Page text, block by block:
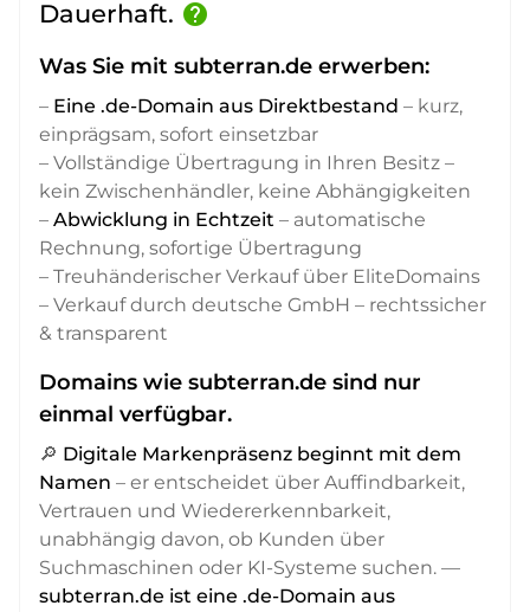
Dauerhaft. help
Was Sie mit subterran.de erwerben:
– Eine .de-Domain aus Direktbestand – kurz,
einprägsam, sofort einsetzbar
– Vollständige Übertragung in Ihren Besitz –
kein Zwischenhändler, keine Abhängigkeiten
– Abwicklung in Echtzeit – automatische
Rechnung, sofortige Übertragung
– Treuhänderischer Verkauf über EliteDomains
– Verkauf durch deutsche GmbH – rechtssicher
& transparent
Domains wie subterran.de sind nur
einmal verfügbar.
🔎 Digitale Markenpräsenz beginnt mit dem
Namen – er entscheidet über Auffindbarkeit,
Vertrauen und Wiedererkennbarkeit,
unabhängig davon, ob Kunden über
Suchmaschinen oder KI-Systeme suchen. —
subterran.de ist eine .de-Domain aus